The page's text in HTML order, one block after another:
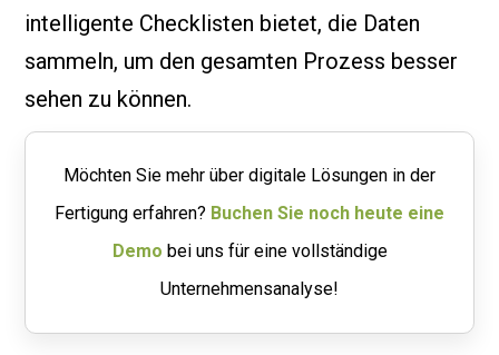
intelligente Checklisten bietet, die Daten
sammeln, um den gesamten Prozess besser
sehen zu können.
Möchten Sie mehr über digitale Lösungen in der
Fertigung erfahren? Buchen Sie noch heute eine
Demo bei uns für eine vollständige
Unternehmensanalyse!